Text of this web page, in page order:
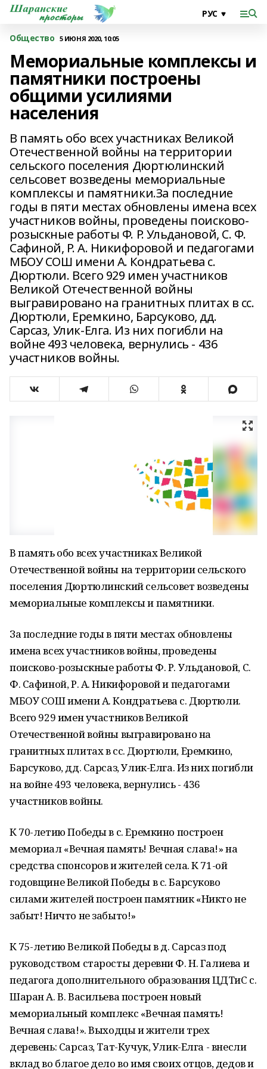
Общество 5 ИЮНЯ 2020, 10:05
Мемориальные комплексы и
памятники построены
общими усилиями
населения
В память обо всех участниках Великой
Отечественной войны на территории
сельского поселения Дюртюлинский
сельсовет возведены мемориальные
комплексы и памятники.За последние
годы в пяти местах обновлены имена всех
участников войны, проведены поисково-
розыскные работы Ф. Р. Ульдановой, С. Ф.
Сафиной, Р. А. Никифоровой и педагогами
МБОУ СОШ имени А. Кондратьева с.
Дюртюли. Всего 929 имен участников
Великой Отечественной войны
выгравировано на гранитных плитах в сс.
Дюртюли, Еремкино, Барсуково, дд.
Сарсаз, Улик-Елга. Из них погибли на
войне 493 человека, вернулись - 436
участников войны.
В память обо всех участниках Великой
Отечественной войны на территории сельского
поселения Дюртюлинский сельсовет возведены
мемориальные комплексы и памятники.
За последние годы в пяти местах обновлены
имена всех участников войны, проведены
поисково-розыскные работы Ф. Р. Ульдановой, С.
Ф. Сафиной, Р. А. Никифоровой и педагогами
МБОУ СОШ имени А. Кондратьева с. Дюртюли.
Всего 929 имен участников Великой
Отечественной войны выгравировано на
гранитных плитах в сс. Дюртюли, Еремкино,
Барсуково, дд. Сарсаз, Улик-Елга. Из них погибли
на войне 493 человека, вернулись - 436
участников войны.
К 70-летию Победы в с. Еремкино построен
мемориал «Вечная память! Вечная слава!» на
средства спонсоров и жителей села. К 71-ой
годовщине Великой Победы в с. Барсуково
силами жителей построен памятник «Никто не
забыт! Ничто не забыто!»
К 75-летию Великой Победы в д. Сарсаз под
руководством старосты деревни Ф. Н. Галиева и
педагога дополнительного образования ЦДТиС с.
Шаран А. В. Васильева построен новый
мемориальный комплекс «Вечная память!
Вечная слава!». Выходцы и жители трех
деревень: Сарсаз, Тат-Кучук, Улик-Елга - внесли
вклад во благое дело во имя своих отцов, дедов и